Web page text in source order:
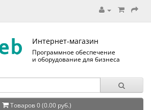
Интернет-магазин
Программное обеспечение
и оборудование для бизнеса
Товаров 0 (0.00 руб.)